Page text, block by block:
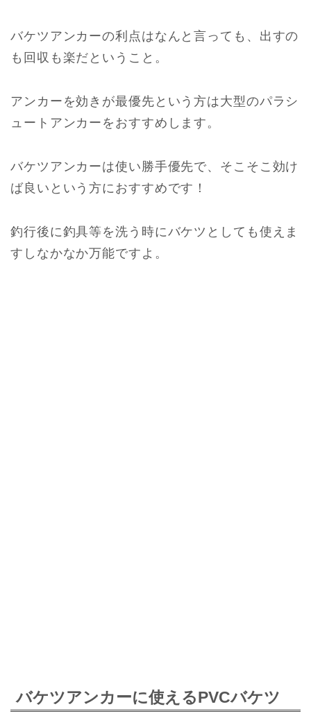
バケツアンカーの利点はなんと言っても、出すの
も回収も楽だということ。
アンカーを効きが最優先という方は大型のパラシ
ュートアンカーをおすすめします。
バケツアンカーは使い勝手優先で、そこそこ効け
ば良いという方におすすめです！
釣行後に釣具等を洗う時にバケツとしても使えま
すしなかなか万能ですよ。
バケツアンカーに使えるPVCバケツ